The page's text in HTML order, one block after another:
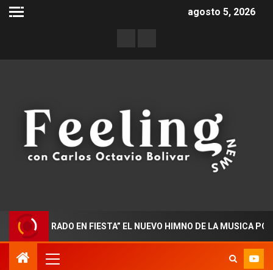
agosto 5, 2026
EN FIESTA” EL NUEVO HIMNO DE LA MUSICA POPULAR